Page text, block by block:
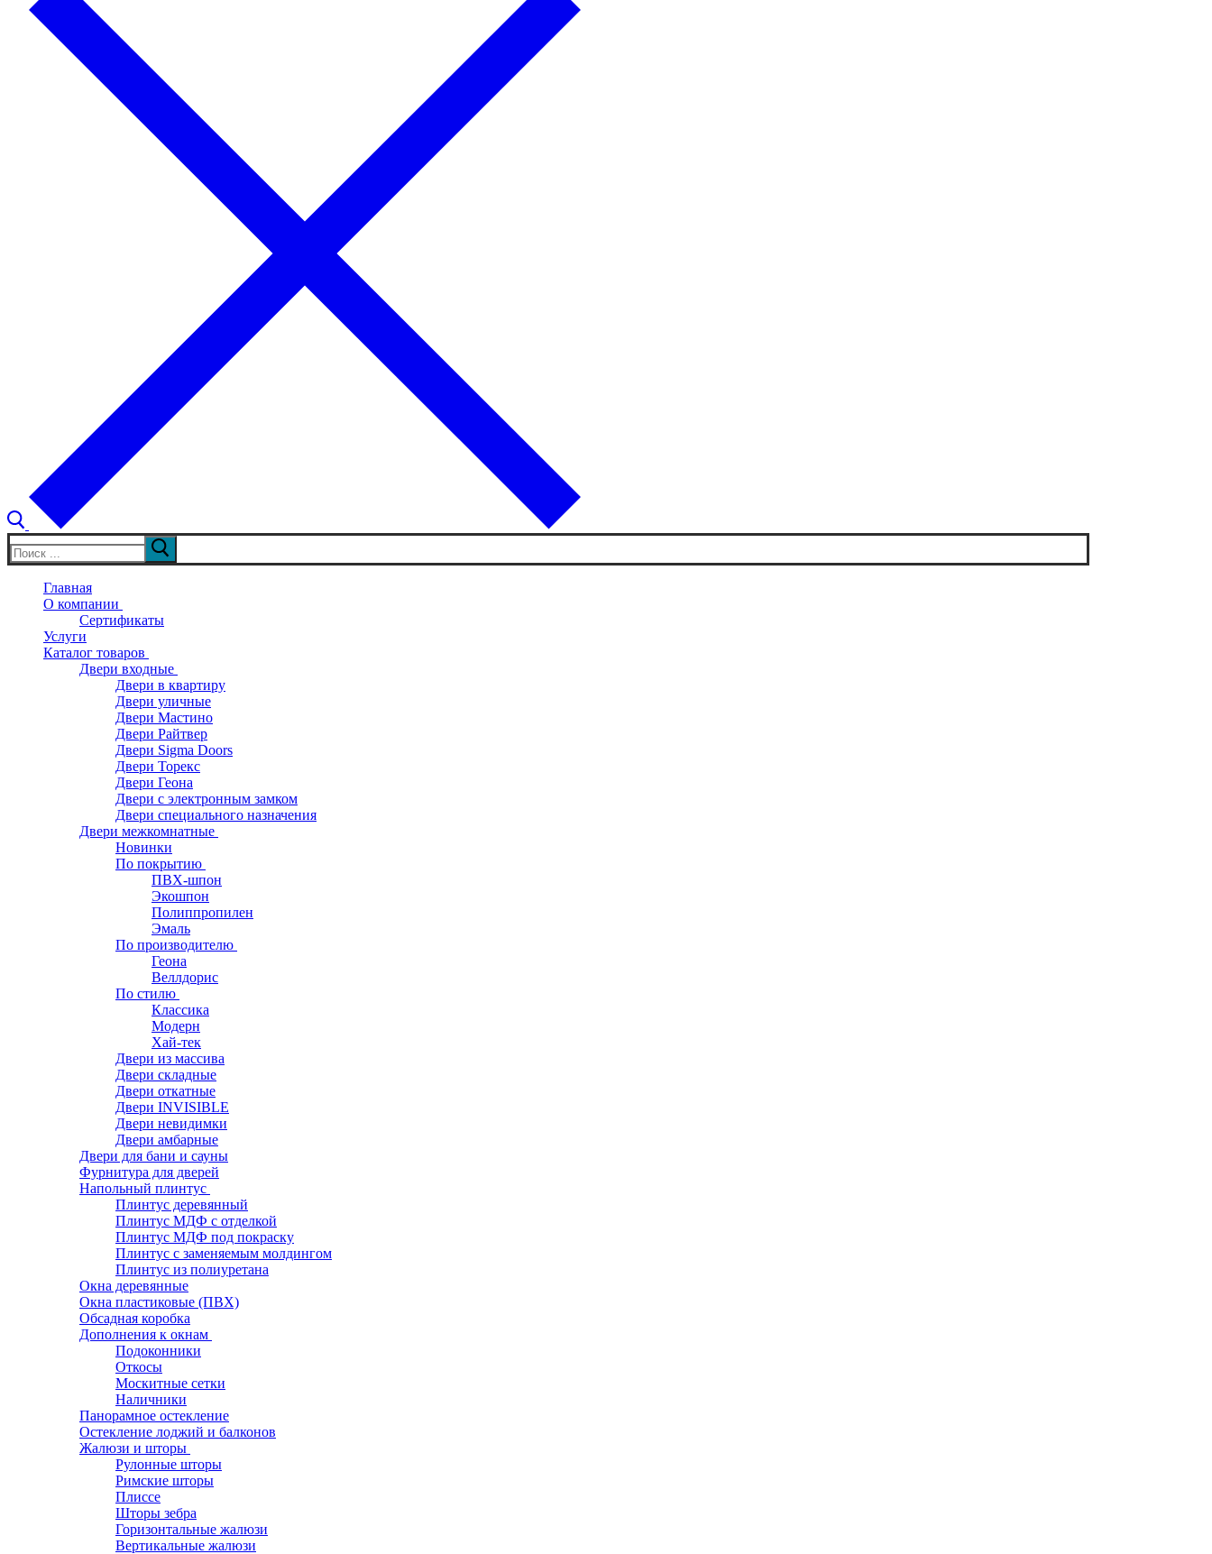
Искать:
Главная
О компании
Сертификаты
Услуги
Каталог товаров
Двери входные
Двери в квартиру
Двери уличные
Двери Мастино
Двери Райтвер
Двери Sigma Doors
Двери Торекс
Двери Геона
Двери с электронным замком
Двери специального назначения
Двери межкомнатные
Новинки
По покрытию
ПВХ-шпон
Экошпон
Полиппропилен
Эмаль
По производителю
Геона
Веллдорис
По стилю
Классика
Модерн
Хай-тек
Двери из массива
Двери складные
Двери откатные
Двери INVISIBLE
Двери невидимки
Двери амбарные
Двери для бани и сауны
Фурнитура для дверей
Напольный плинтус
Плинтус деревянный
Плинтус МДФ с отделкой
Плинтус МДФ под покраску
Плинтус с заменяемым молдингом
Плинтус из полиуретана
Окна деревянные
Окна пластиковые (ПВХ)
Обсадная коробка
Дополнения к окнам
Подоконники
Откосы
Москитные сетки
Наличники
Панорамное остекление
Остекление лоджий и балконов
Жалюзи и шторы
Рулонные шторы
Римские шторы
Плиссе
Шторы зебра
Горизонтальные жалюзи
Вертикальные жалюзи